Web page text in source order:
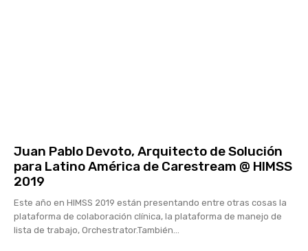
Juan Pablo Devoto, Arquitecto de Solución
para Latino América de Carestream @ HIMSS
2019
Este año en HIMSS 2019 están presentando entre otras cosas la
plataforma de colaboración clínica, la plataforma de manejo de
lista de trabajo, Orchestrator.También...